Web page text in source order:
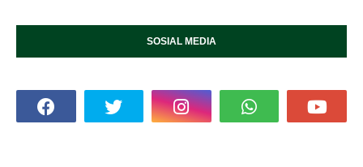
SOSIAL MEDIA